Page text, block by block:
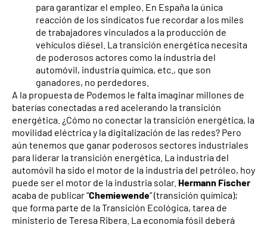
para garantizar el empleo. En España la única
reacción de los sindicatos fue recordar a los miles
de trabajadores vinculados a la producción de
vehículos diésel. La transición energética necesita
de poderosos actores como la industria del
automóvil, industria química, etc., que son
ganadores, no perdedores.
A la propuesta de Podemos le falta imaginar millones de
baterías conectadas a red acelerando la transición
energética. ¿Cómo no conectar la transición energética, la
movilidad eléctrica y la digitalización de las redes? Pero
aún tenemos que ganar poderosos sectores industriales
para liderar la transición energética. La industria del
automóvil ha sido el motor de la industria del petróleo, hoy
puede ser el motor de la industria solar. Hermann Fischer
acaba de publicar “Chemiewende” (transición química);
que forma parte de la Transición Ecológica, tarea de
ministerio de Teresa Ribera. La economía fósil deberá